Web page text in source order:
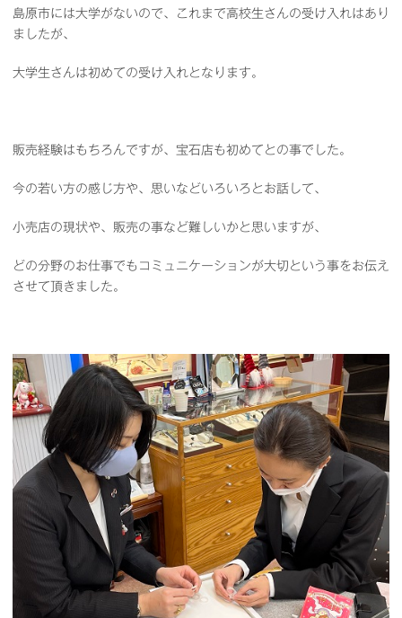
島原市には大学がないので、これまで高校生さんの受け入れはあり
ましたが、
大学生さんは初めての受け入れとなります。
販売経験はもちろんですが、宝石店も初めてとの事でした。
今の若い方の感じ方や、思いなどいろいろとお話して、
小売店の現状や、販売の事など難しいかと思いますが、
どの分野のお仕事でもコミュニケーションが大切という事をお伝え
させて頂きました。